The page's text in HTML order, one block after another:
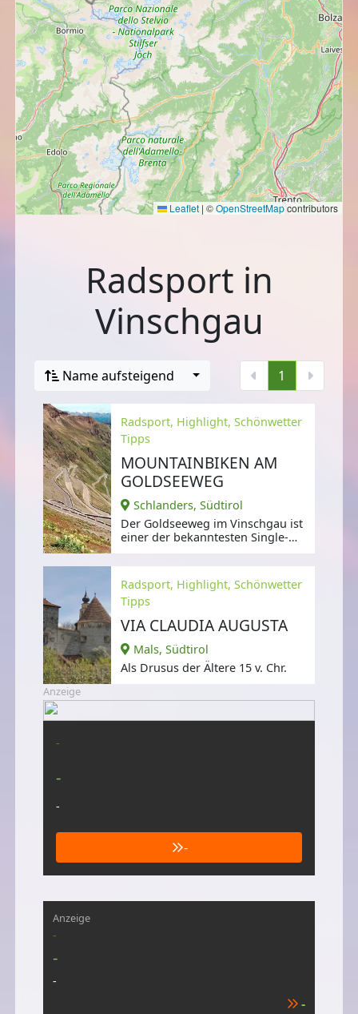
Leaflet | ©OpenStreetMapcontributors
Radsport in
Vinschgau
Name aufsteigend 1
Radsport, Highlight, Schönwetter
Tipps
MOUNTAINBIKEN AM
GOLDSEEWEG
Schlanders, Südtirol
Der Goldseeweg im Vinschgau ist
einer der bekanntesten Single-
Radsport, Highlight, Schönwetter
Tipps
VIA CLAUDIA AUGUSTA
Mals, Südtirol
Als Drusus der Ältere 15 v. Chr.
Anzeige
-
-
-
-
Anzeige
-
-
-
-